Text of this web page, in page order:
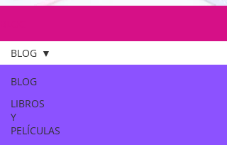
BLOG
LIBROS
Y
PELÍCULAS
BLOG